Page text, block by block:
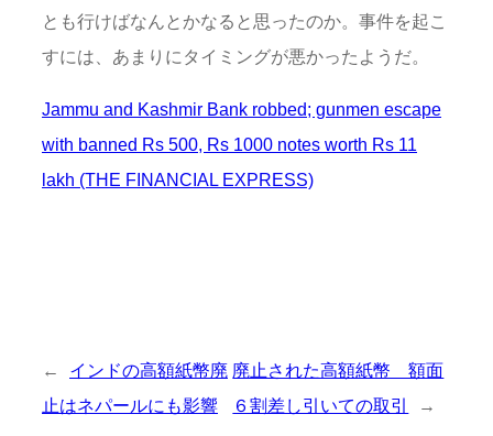
とも行けばなんとかなると思ったのか。事件を起こ
すには、あまりにタイミングが悪かったようだ。
Jammu and Kashmir Bank robbed; gunmen escape
with banned Rs 500, Rs 1000 notes worth Rs 11
lakh (THE FINANCIAL EXPRESS)
←
インドの高額紙幣廃
止はネパールにも影響
廃止された高額紙幣 額面
６割差し引いての取引
→